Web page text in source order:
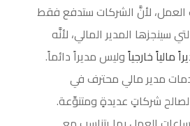
العمل، لأنَّ الشركات ستدفع فقط
سينجزها المدير المالي، لأنَّه
مالياً خارجياًوليس مديراً دائماً.
مدير مالي محترف في
شركاتٍ عديدةٍ ومتنوِّعة.